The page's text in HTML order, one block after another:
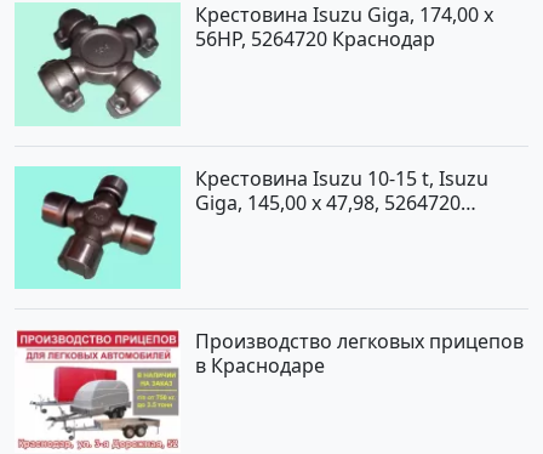
Крестовина Isuzu Giga, 174,00 x
56HP, 5264720 Краснодар
Крестовина Isuzu 10-15 t, Isuzu
Giga, 145,00 x 47,98, 5264720
Производство легковых прицепов
в Краснодаре